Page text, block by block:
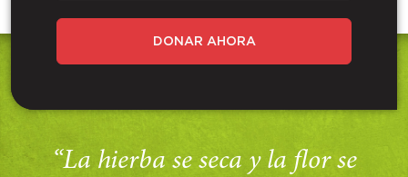
DONAR AHORA
“La hierba se seca y la flor se